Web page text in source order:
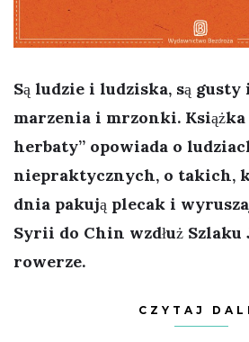
Są ludzie i ludziska, są gusty
marzenia i mrzonki. Książka
herbaty” opowiada o
niepraktycznych, o takich,
dnia pakują plecak i
Syrii do Chin wzdłuż Szlaku
rowerze.
CZYTAJ